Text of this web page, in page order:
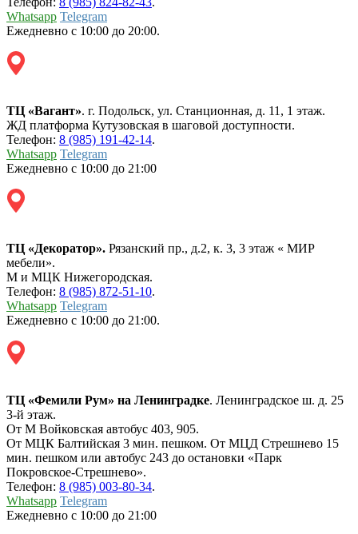
Whatsapp Telegram
Ежедневно с 10:00 до 20:00.
ТЦ «Вагант». г. Подольск, ул. Станционная, д. 11, 1 этаж.
ЖД платформа Кутузовская в шаговой доступности.
Телефон: 8 (985) 191-42-14.
Whatsapp Telegram
Ежедневно с 10:00 до 21:00
ТЦ «Декоратор». Рязанский пр., д.2, к. 3, 3 этаж « МИР
мебели».
М и MЦК Нижегородская.
Телефон: 8 (985) 872-51-10.
Whatsapp Telegram
Ежедневно с 10:00 до 21:00.
ТЦ «Фемили Рум» на Ленинградке. Ленинградское ш. д. 25
3-й этаж.
От М Войковская автобус 403, 905.
От МЦК Балтийская 3 мин. пешком. От МЦД Стрешнево 15
мин. пешком или автобус 243 до остановки «Парк
Покровское-Стрешнево».
Телефон: 8 (985) 003-80-34.
Whatsapp Telegram
Ежедневно с 10:00 до 21:00